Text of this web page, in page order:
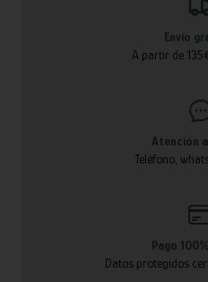
Envío
A partir de
Atención
Teléfono,
Pago
Datos protegidos